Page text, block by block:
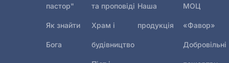
пастор"
Як знайти
Бога
та проповіді
Храм і
будівництво
Наша
продукція
МОЦ
«Фавор»
Добровільні